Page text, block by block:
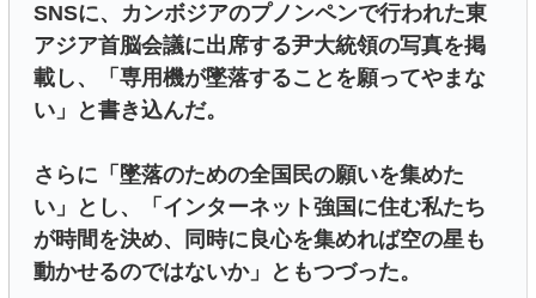
SNSに、カンボジアのプノンペンで行われた東
アジア首脳会議に出席する尹大統領の写真を掲
載し、「専用機が墜落することを願ってやまな
い」と書き込んだ。
さらに「墜落のための全国民の願いを集めた
い」とし、「インターネット強国に住む私たち
が時間を決め、同時に良心を集めれば空の星も
動かせるのではないか」ともつづった。